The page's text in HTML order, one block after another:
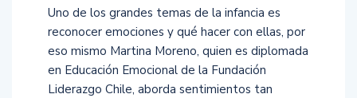
Uno de los grandes temas de la infancia es
reconocer emociones y qué hacer con ellas, por
eso mismo Martina Moreno, quien es diplomada
en Educación Emocional de la Fundación
Liderazgo Chile, aborda sentimientos tan